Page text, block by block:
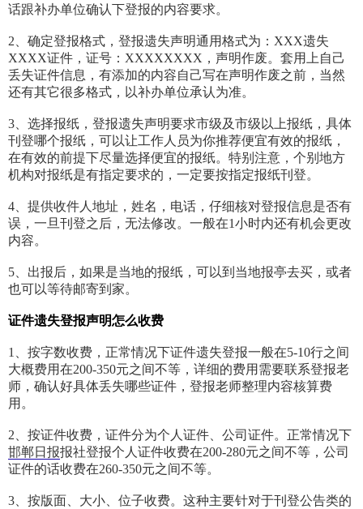
话跟补办单位确认下登报的内容要求。
2、确定登报格式，登报遗失声明通用格式为：XXX遗失
XXXX证件，证号：XXXXXXXX，声明作废。套用上自己
丢失证件信息，有添加的内容自己写在声明作废之前，当然
还有其它很多格式，以补办单位承认为准。
3、选择报纸，登报遗失声明要求市级及市级以上报纸，具体
刊登哪个报纸，可以让工作人员为你推荐便宜有效的报纸，
在有效的前提下尽量选择便宜的报纸。特别注意，个别地方
机构对报纸是有指定要求的，一定要按指定报纸刊登。
4、提供收件人地址，姓名，电话，仔细核对登报信息是否有
误，一旦刊登之后，无法修改。一般在1小时内还有机会更改
内容。
5、出报后，如果是当地的报纸，可以到当地报亭去买，或者
也可以等待邮寄到家。
证件遗失登报声明怎么收费
1、按字数收费，正常情况下证件遗失登报一般在5-10行之间
大概费用在200-350元之间不等，详细的费用需要联系登报老
师，确认好具体丢失哪些证件，登报老师整理内容核算费
用。
2、按证件收费，证件分为个人证件、公司证件。正常情况下
邯郸日报报社登报个人证件收费在200-280元之间不等，公司
证件的话收费在260-350元之间不等。
3、按版面、大小、位子收费。这种主要针对于刊登公告类的